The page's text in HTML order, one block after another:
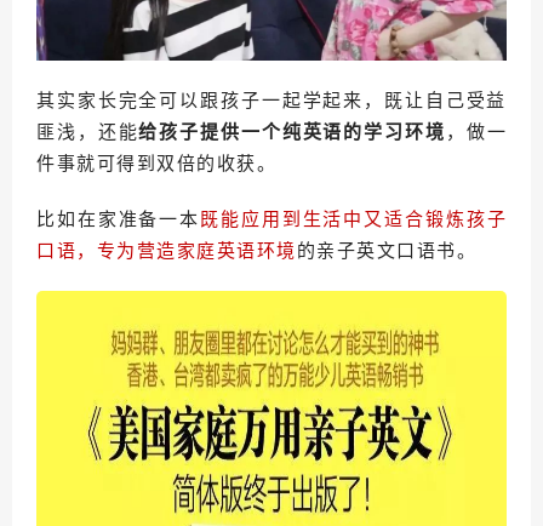
其实家长完全可以跟孩子一起学起来，既让自己受益
匪浅，还能给孩子提供一个纯英语的学习环境 ，做一
件事就可得到双倍的收获。
比如在家准备一本 既能应用到生活中又适合锻炼孩子
口语，专为营造家庭英语环境的亲子英文口语书。